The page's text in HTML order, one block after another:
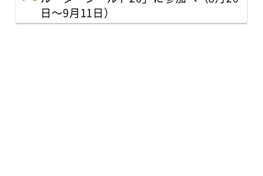
日～9月11日）